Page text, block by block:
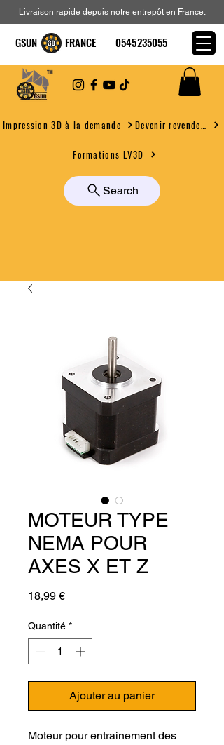
Impression 3D à la demande
Formations LV3D
Search
Livraison rapide depuis notre entrepôt en France.
GSUN FRANCE 0545235055
MOTEUR TYPE
NEMA POUR
AXES X ET Z
18,99 €Prix
Quantité *
Ajouter au panier
Moteur pour entrainement des